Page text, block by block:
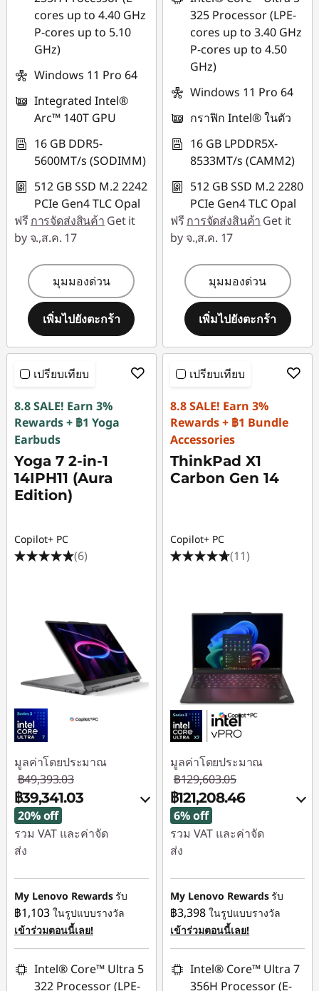
combined
ใช้ eCoupon :
THINKSPECIALTH
cores up to 4.40 GHz
P-cores up to 5.10
GHz)
Windows 11 Pro 64
Integrated Intel®
Arc™ 140T GPU
16 GB DDR5-
5600MT/s (SODIMM)
512 GB SSD M.2 2242
PCIe Gen4 TLC Opal
ฟรี การจัดส่งสินค้า Get it
by จ.,ส.ค. 17
มุมมองด่วน
เพิ่มไปยังตะกร้า
ใช้ eCoupon :
88SALETH
325 Processor (LPE-
cores up to 3.40 GHz
P-cores up to 4.50
GHz)
Windows 11 Pro 64
กราฟิก Intel® ในตัว
16 GB LPDDR5X-
8533MT/s (CAMM2)
512 GB SSD M.2 2280
PCIe Gen4 TLC Opal
ฟรี การจัดส่งสินค้า Get it
by จ.,ส.ค. 17
มุมมองด่วน
เพิ่มไปยังตะกร้า
เปรียบเทียบ
8.8 SALE! Earn 3%
Rewards + ฿1 Yoga
Earbuds
Yoga 7 2-in-1
14IPH11 (Aura
Edition)
Copilot+ PC
(6)
มูลค่าโดยประมาณ
฿49,393.03
฿39,341.03
20% off
รวม VAT และค่าจัด
ส่ง
ประหยัดทันที :-
฿10,052.00
ใช้ eCoupon :
88SALETH
My Lenovo Rewardsรับ
฿1,103 ในรูปแบบรางวัล
เข้าร่วมตอนนี้เลย!
Intel® Core™ Ultra 5
322 Processor (LPE-
เปรียบเทียบ
8.8 SALE! Earn 3%
Rewards + ฿1 Bundle
Accessories
ThinkPad X1
Carbon Gen 14
Copilot+ PC
(11)
มูลค่าโดยประมาณ
฿129,603.05
฿121,208.46
6% off
รวม VAT และค่าจัด
ส่ง
ประหยัดทันที :-
฿5,921.01
การประหยัด eCoupon
:-฿2,473.58
ใช้ eCoupon :
My Lenovo Rewardsรับ
฿3,398 ในรูปแบบรางวัล
เข้าร่วมตอนนี้เลย!
Intel® Core™ Ultra 7
356H Processor (E-